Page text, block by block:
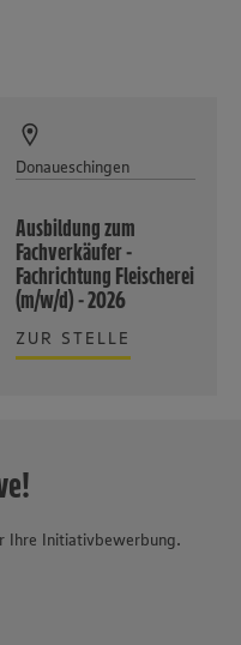
Donaueschingen
Ausbildung zum
Fachverkäufer -
Fachrichtung Fleischerei
(m/w/d) - 2026
ZUR STELLE
Ihre Initiativbewerbung.